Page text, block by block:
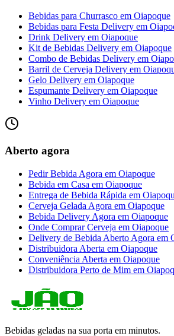
Bebidas para Churrasco em Oiapoque
Bebidas para Festa Delivery em
Drink Delivery em Oiapoque
Kit de Bebidas Delivery em Oiapoque
Combo de Bebidas Delivery em
Barril de Cerveja Delivery em
Gelo Delivery em Oiapoque
Espumante Delivery em Oiapoque
Vinho Delivery em Oiapoque
Aberto agora
Pedir Bebida Agora em Oiapoque
Bebida em Casa em Oiapoque
Entrega de Bebida Rápida em
Cerveja Gelada Agora em Oiapoque
Bebida Delivery Agora em Oiapoque
Onde Comprar Cerveja em Oiapoque
Delivery de Bebida Aberto Agora em
Distribuidora Aberta em Oiapoque
Conveniência Aberta em Oiapoque
Distribuidora Perto de Mim em
Bebidas geladas na sua porta em minutos.